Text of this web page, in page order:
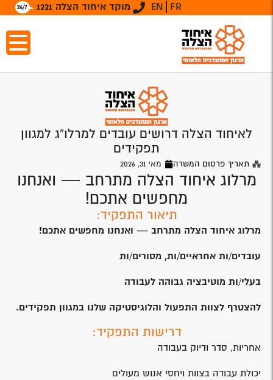
מוקד איחוד הצלה 1221 EN FR
לאיחוד הצלה דרושים עובדים למרלו”ג למגוון
תפקידים
תאריך פרסום המשרה מאי 31, 2026
מרלוג איחוד הצלה מתרחב — ואנחנו
מחפשים אתכם!
תיאור התפקיד:
מרלוג איחוד הצלה מתרחב — ואנחנו מחפשים אתכם!
עובדים/ות אחראיים/ות, מסורים/ות
בעלי/ות מוטיבציה גבוהה לעבודה
להצטרף לצוות התפעול והלוגיסטיקה שלנו במגוון תפקידים.
דרישות התפקיד:
אחריות, סדר ודיוק בעבודה
יכולת עבודה בצוות ויחסי אנוש מעולים